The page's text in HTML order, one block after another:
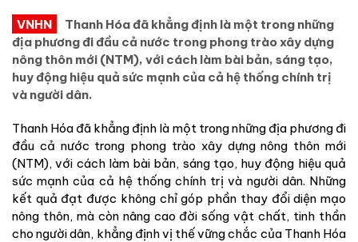
VNHN
Thanh Hóa đã khẳng định là một trong những
địa phương đi đầu cả nước trong phong trào xây dựng
nông thôn mới (NTM), với cách làm bài bản, sáng tạo,
huy động hiệu quả sức mạnh của cả hệ thống chính trị
và người dân.
Thanh Hóa đã khẳng định là một trong những địa phương đi
đầu cả nước trong phong trào xây dựng nông thôn mới
(NTM), với cách làm bài bản, sáng tạo, huy động hiệu quả
sức mạnh của cả hệ thống chính trị và người dân. Những
kết quả đạt được không chỉ góp phần thay đổi diện mạo
nông thôn, mà còn nâng cao đời sống vật chất, tinh thần
cho người dân, khẳng định vị thế vững chắc của Thanh Hóa